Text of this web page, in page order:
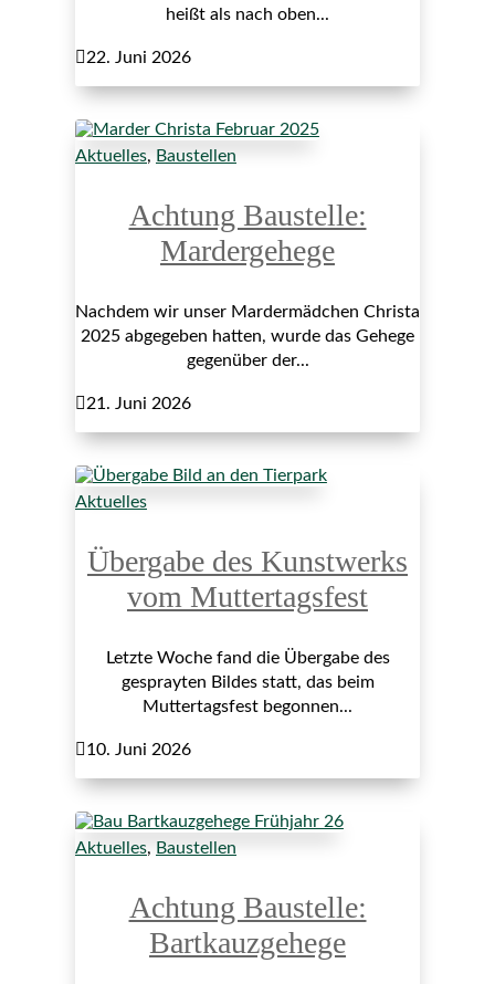
heißt als nach oben...
22. Juni 2026
Aktuelles, Baustellen
Achtung Baustelle:
Mardergehege
Nachdem wir unser Mardermädchen Christa
2025 abgegeben hatten, wurde das Gehege
gegenüber der...
21. Juni 2026
Aktuelles
Übergabe des Kunstwerks
vom Muttertagsfest
Letzte Woche fand die Übergabe des
gesprayten Bildes statt, das beim
Muttertagsfest begonnen...
10. Juni 2026
Aktuelles, Baustellen
Achtung Baustelle:
Bartkauzgehege